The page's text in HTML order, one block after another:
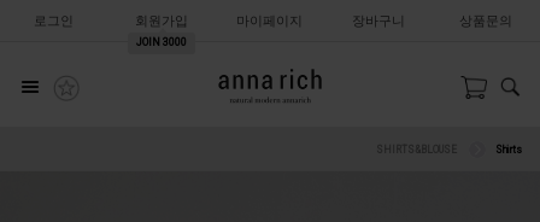
로그인 회원가입
JOIN 3000
마이페이지 장바구니 상품문의
Shirts